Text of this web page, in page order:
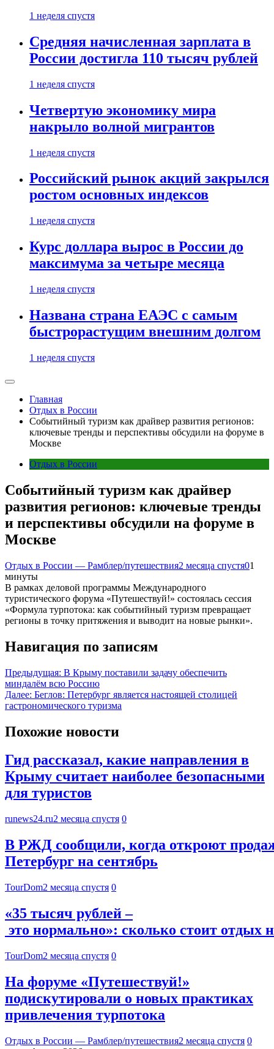
1 неделя спустя
Средняя начисленная зарплата в
России достигла 110 тысяч рублей
1 неделя спустя
Четвертую экономику мира
накрыло волной мигрантов
1 неделя спустя
Российский рынок акций закрылся
ростом основных индексов
1 неделя спустя
Курс доллара вырос в России до
максимума за четыре месяца
1 неделя спустя
Названа страна ЕАЭС с самым
быстрорастущим внешним долгом
1 неделя спустя
Главная
Отдых в России
Событийный туризм как драйвер развития регионов:
ключевые тренды и перспективы обсудили на форуме в
Москве
Отдых в России
Событийный туризм как драйвер
развития регионов: ключевые тренды
и перспективы обсудили на форуме в
Москве
Отдых в России — Рамблер/путешествия2 месяца спустя01
минуты
В рамках деловой программы Международного
туристического форума «Путешествуй!» состоялась сессия
«Формула турпотока: как событийный туризм превращает
регионы в точку притяжения и выводит на новые рынки».
Навигация по записям
Предыдущая: В Крыму поставили задачу обеспечить
миндалём всю Россию
Далее: Беглов: Петербург является настоящей столицей
гастрономического туризма
Похожие новости
Гид рассказал, какие направления в
Крыму считает наиболее безопасными
для туристов
runews24.ru2 месяца спустя 0
В РЖД сообщили, когда откроют
Петербург на сентябрь
TourDom2 месяца спустя 0
«35 тысяч рублей –
это нормально»: сколько стоит отдых
TourDom2 месяца спустя 0
На форуме «Путешествуй!»
подискутировали о новых практиках
привлечения турпотока
Отдых в России — Рамблер/путешествия2 месяца спустя 0